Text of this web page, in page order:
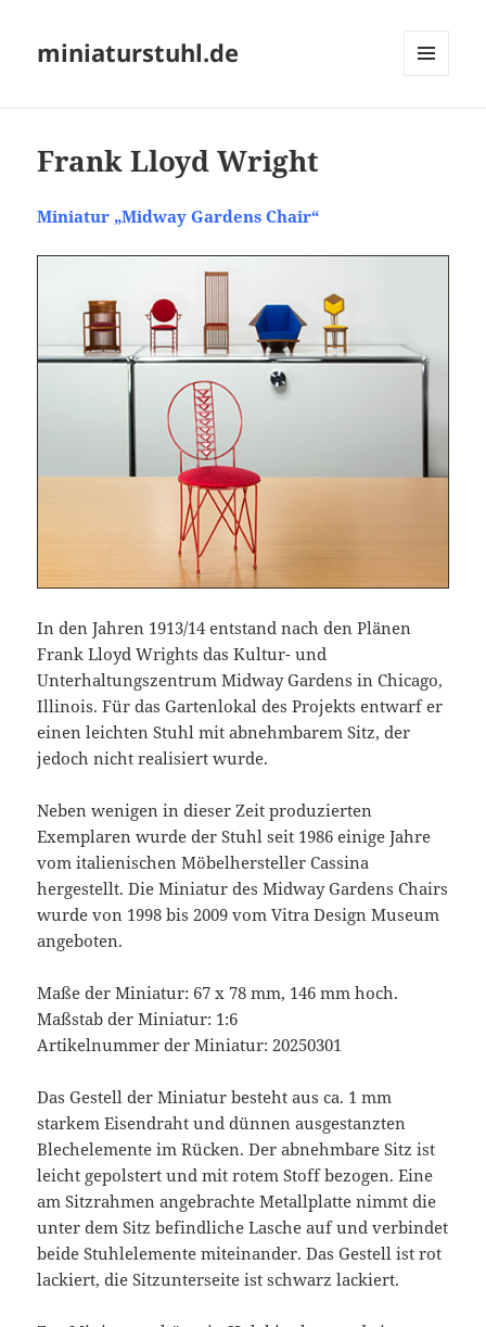
miniaturstuhl.de
Frank Lloyd Wright
Miniatur „Midway Gardens Chair“
In den Jahren 1913/14 entstand nach den Plänen
Frank Lloyd Wrights das Kultur- und
Unterhaltungszentrum Midway Gardens in Chicago,
Illinois. Für das Gartenlokal des Projekts entwarf er
einen leichten Stuhl mit abnehmbarem Sitz, der
jedoch nicht realisiert wurde.
Neben wenigen in dieser Zeit produzierten
Exemplaren wurde der Stuhl seit 1986 einige Jahre
vom italienischen Möbelhersteller Cassina
hergestellt. Die Miniatur des Midway Gardens Chairs
wurde von 1998 bis 2009 vom Vitra Design Museum
angeboten.
Maße der Miniatur: 67 x 78 mm, 146 mm hoch.
Maßstab der Miniatur: 1:6
Artikelnummer der Miniatur: 20250301
Das Gestell der Miniatur besteht aus ca. 1 mm
starkem Eisendraht und dünnen ausgestanzten
Blechelemente im Rücken. Der abnehmbare Sitz ist
leicht gepolstert und mit rotem Stoff bezogen. Eine
am Sitzrahmen angebrachte Metallplatte nimmt die
unter dem Sitz befindliche Lasche auf und verbindet
beide Stuhlelemente miteinander. Das Gestell ist rot
lackiert, die Sitzunterseite ist schwarz lackiert.